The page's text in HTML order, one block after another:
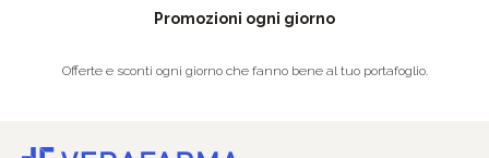
Promozioni ogni giorno
Offerte e sconti ogni giorno che fanno bene al tuo portafoglio.